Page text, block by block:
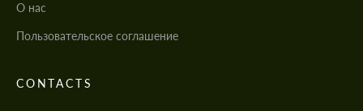
О нас
Пользовательское соглашение
CONTACTS